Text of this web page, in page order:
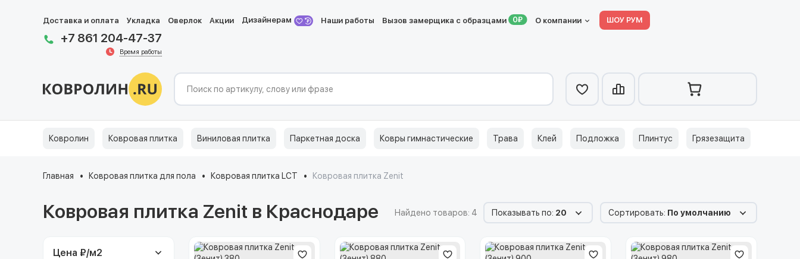
Доставка и оплата Укладка Оверлок Акции Дизайнерам Наши работы Вызов замерщика с образцами О компании ШОУ РУМ
+7 861 204-47-37
Время работы
Ковролин Ковровая плитка Виниловая плитка Паркетная доска Ковры гимнастические Трава Клей Подложка Плинтус Грязезащита
Главная Ковровая плитка для пола Ковровая плитка LCT Ковровая плитка Zenit
Ковровая плитка Zenit в Краснодаре Найдено товаров: 4 Показывать по: 20 Сортировать: По умолчанию
Цена ₽/м2